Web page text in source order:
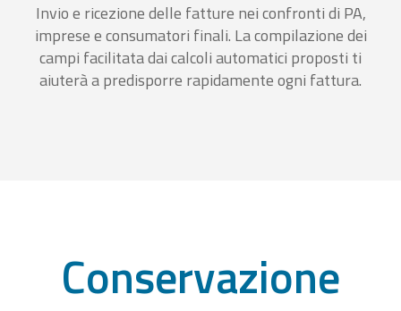
Invio e ricezione delle fatture nei confronti di PA,
imprese e consumatori finali. La compilazione dei
campi facilitata dai calcoli automatici proposti ti
aiuterà a predisporre rapidamente ogni fattura.
Conservazione